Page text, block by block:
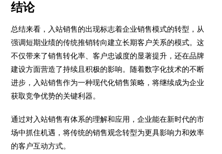
结论
总结来看，入站销售的出现标志着企业销售模式的转型，从
强调短期业绩的传统推销转向建立长期客户关系的模式。这
不仅带来了销售转化率、客户忠诚度的显著提升，还在品牌
建设方面营造了持续且积极的影响。随着数字化技术的不断
进步，入站销售作为一种现代化销售策略，将继续成为企业
获取竞争优势的关键利器。
通过对入站销售有体系的理解和应用，企业能在新时代的市
场中抓住机遇，将传统的销售观念转型为更具影响力和效率
的客户互动方式。